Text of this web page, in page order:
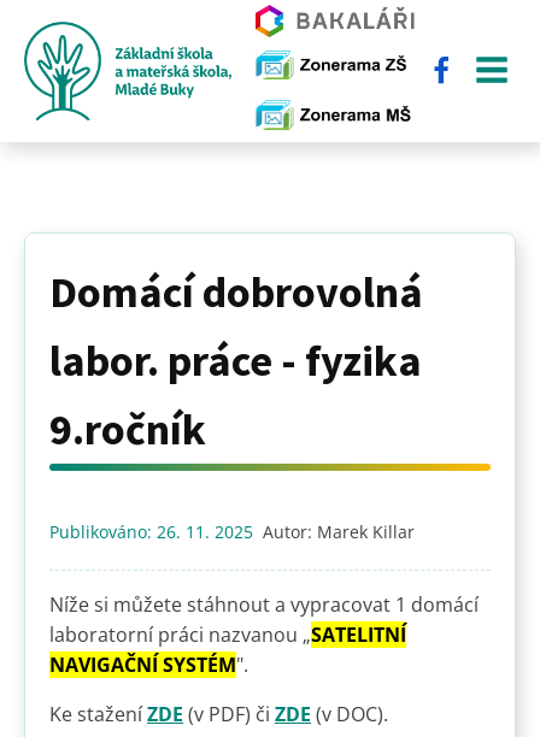
Domácí dobrovolná
labor. práce - fyzika
9.ročník
Publikováno: 26. 11. 2025 Autor: Marek Killar
Níže si můžete stáhnout a vypracovat 1 domácí
laboratorní práci nazvanou „SATELITNÍ
NAVIGAČNÍ SYSTÉM".
Ke staženíZDE (v PDF) či ZDE (v DOC).